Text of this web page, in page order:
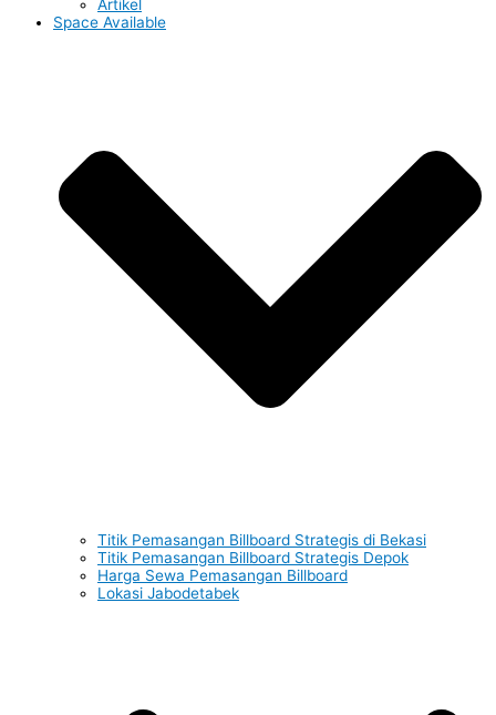
Artikel
Space Available
Titik Pemasangan Billboard Strategis di Bekasi
Titik Pemasangan Billboard Strategis Depok
Harga Sewa Pemasangan Billboard
Lokasi Jabodetabek